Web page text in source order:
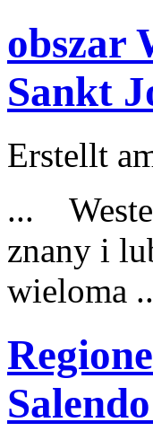
obszar
Sankt
Erstellt
...
znany i
wieloma